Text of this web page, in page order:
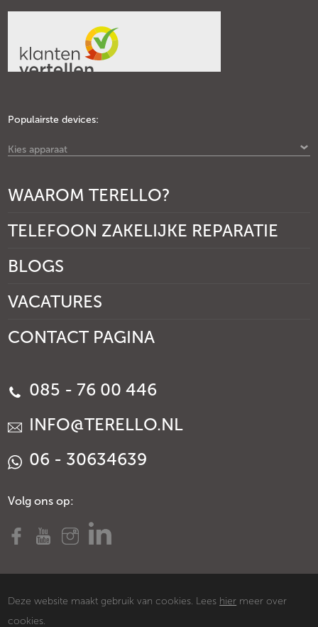
Populairste devices:
Kies apparaat
WAAROM TERELLO?
TELEFOON ZAKELIJKE REPARATIE
BLOGS
VACATURES
CONTACT PAGINA
085 - 76 00 446
INFO@TERELLO.NL
06 - 30634639
Volg ons op:
Deze website maakt gebruik van cookies. Lees hier meer over
cookies.